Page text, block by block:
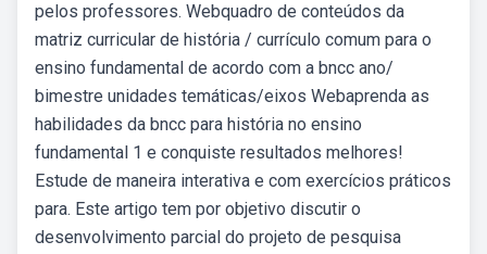
pelos professores. Webquadro de conteúdos da
matriz curricular de história / currículo comum para o
ensino fundamental de acordo com a bncc ano/
bimestre unidades temáticas/eixos Webaprenda as
habilidades da bncc para história no ensino
fundamental 1 e conquiste resultados melhores!
Estude de maneira interativa e com exercícios práticos
para. Este artigo tem por objetivo discutir o
desenvolvimento parcial do projeto de pesquisa